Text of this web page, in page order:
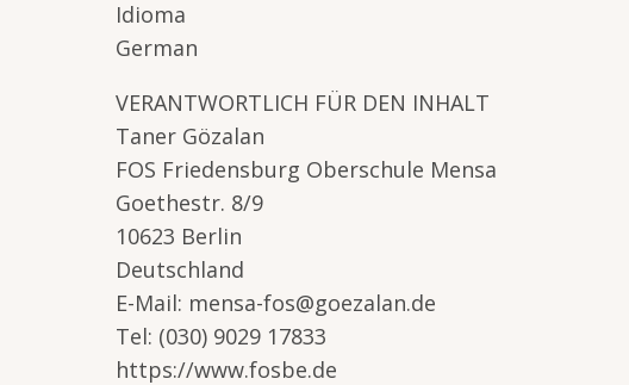
Idioma
German
VERANTWORTLICH FÜR DEN INHALT
Taner Gözalan
FOS Friedensburg Oberschule Mensa
Goethestr. 8/9
10623 Berlin
Deutschland
E-Mail: mensa-fos@goezalan.de
Tel: (030) 9029 17833
https://www.fosbe.de